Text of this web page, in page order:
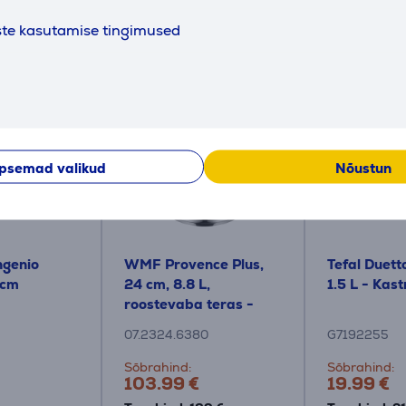
kasutamise tingimused
valikud Nõustun
WMF Provence Plus,
24 cm, 8.8 L,
roostevaba teras -
07.2324.6380
Sõbrahind:
103.99 €
Tefal
1.5 L -
G7192255
Sõbrahind:
19.99 €